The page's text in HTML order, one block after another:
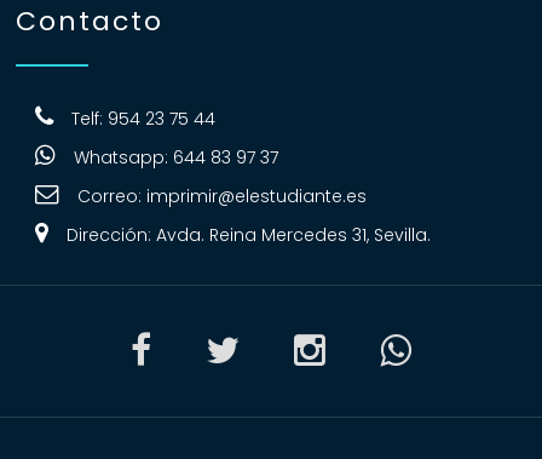
Contacto
Telf: 954 23 75 44
Whatsapp: 644 83 97 37
Correo: imprimir@elestudiante.es
Dirección: Avda. Reina Mercedes 31, Sevilla.